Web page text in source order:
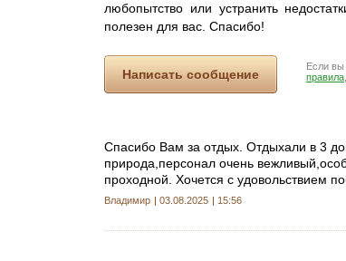
любопытство или устранить
полезен для вас. Спасибо!
Написать сообщение
Если вы
правила
Спасибо Вам за отдых. Отдыхали в 3
природа,персонал очень
проходной. Хочется с удовольствием
Владимир 03.08.2025 15:56